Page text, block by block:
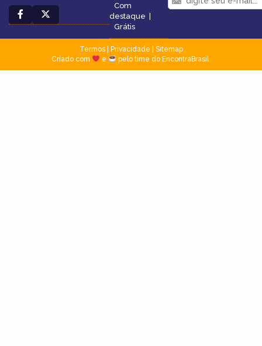
Com
destaque |
Grátis
Termos| Privacidade
Sitemap
Criado com
e pelo time do EncontraBrasil